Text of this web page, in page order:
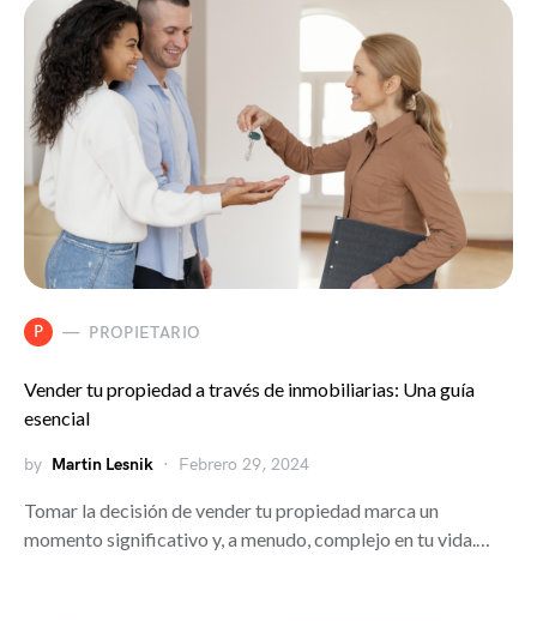
P PROPIETARIO
Vender tu propiedad a través de inmobiliarias: Una guía
esencial
by Martin Lesnik Febrero 29, 2024
Tomar la decisión de vender tu propiedad marca un
momento significativo y, a menudo, complejo en tu vida.…